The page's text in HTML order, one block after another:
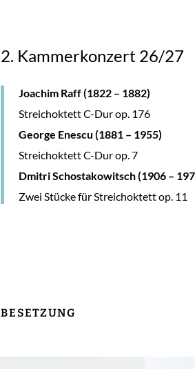
2. Kammerkonzert 26/27
Joachim Raff(1822 – 1882)
Streichoktett C-Dur op. 176
George Enescu (1881 – 1955)
Streichoktett C-Dur op. 7
Dmitri Schostakowitsch(1906 –
Zwei Stücke für Streichoktett op. 11
BESETZUNG